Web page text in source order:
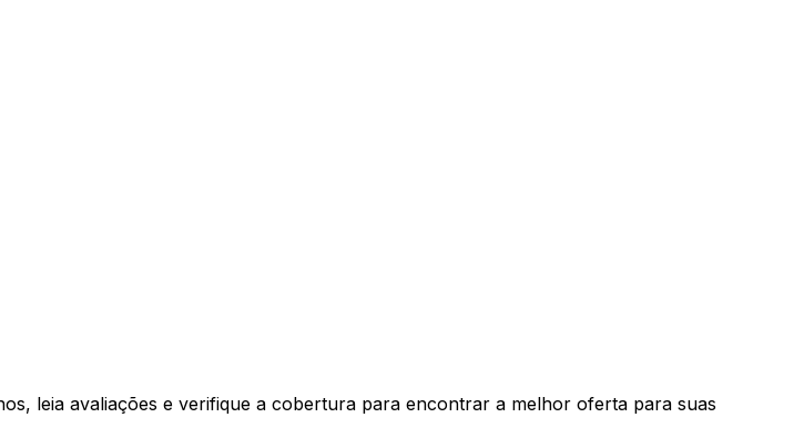
leia avaliações e verifique a cobertura para encontrar a melhor oferta para suas